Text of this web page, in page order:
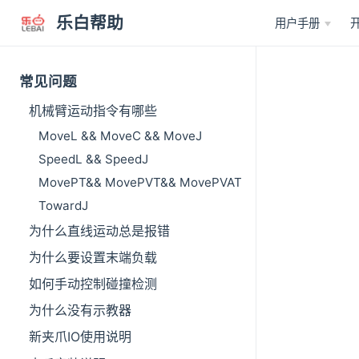
乐白帮助 用户手册
常见问题
机械臂运动指令有哪些
MoveL && MoveC && MoveJ
SpeedL && SpeedJ
MovePT&& MovePVT&& MovePVAT
TowardJ
为什么直线运动总是报错
为什么要设置末端负载
如何手动控制碰撞检测
为什么没有示教器
新夹爪IO使用说明